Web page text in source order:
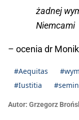
żadnej
Niemcami
– ocenia dr
#Aequitas
#Iustitia
Autor: Grzegorz